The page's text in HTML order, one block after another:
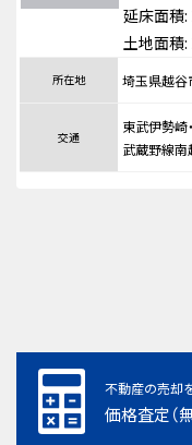
延床面積
土地面積
所在地 埼玉県越谷
交通
東武伊勢崎
武蔵野線
不動産の売却
価格査定（